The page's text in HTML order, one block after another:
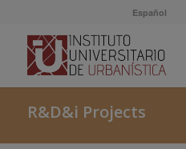
Español
R&D&i Projects